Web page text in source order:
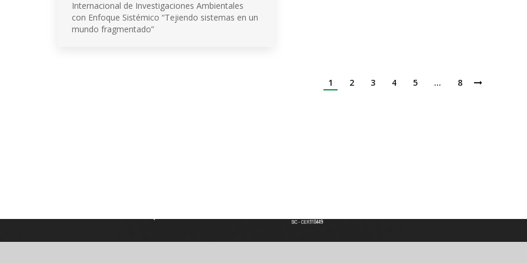
Internacional de Investigaciones Ambientales
con Enfoque Sistémico “Tejiendo sistemas en un
mundo fragmentado”
1 2 3 4 5 … 8